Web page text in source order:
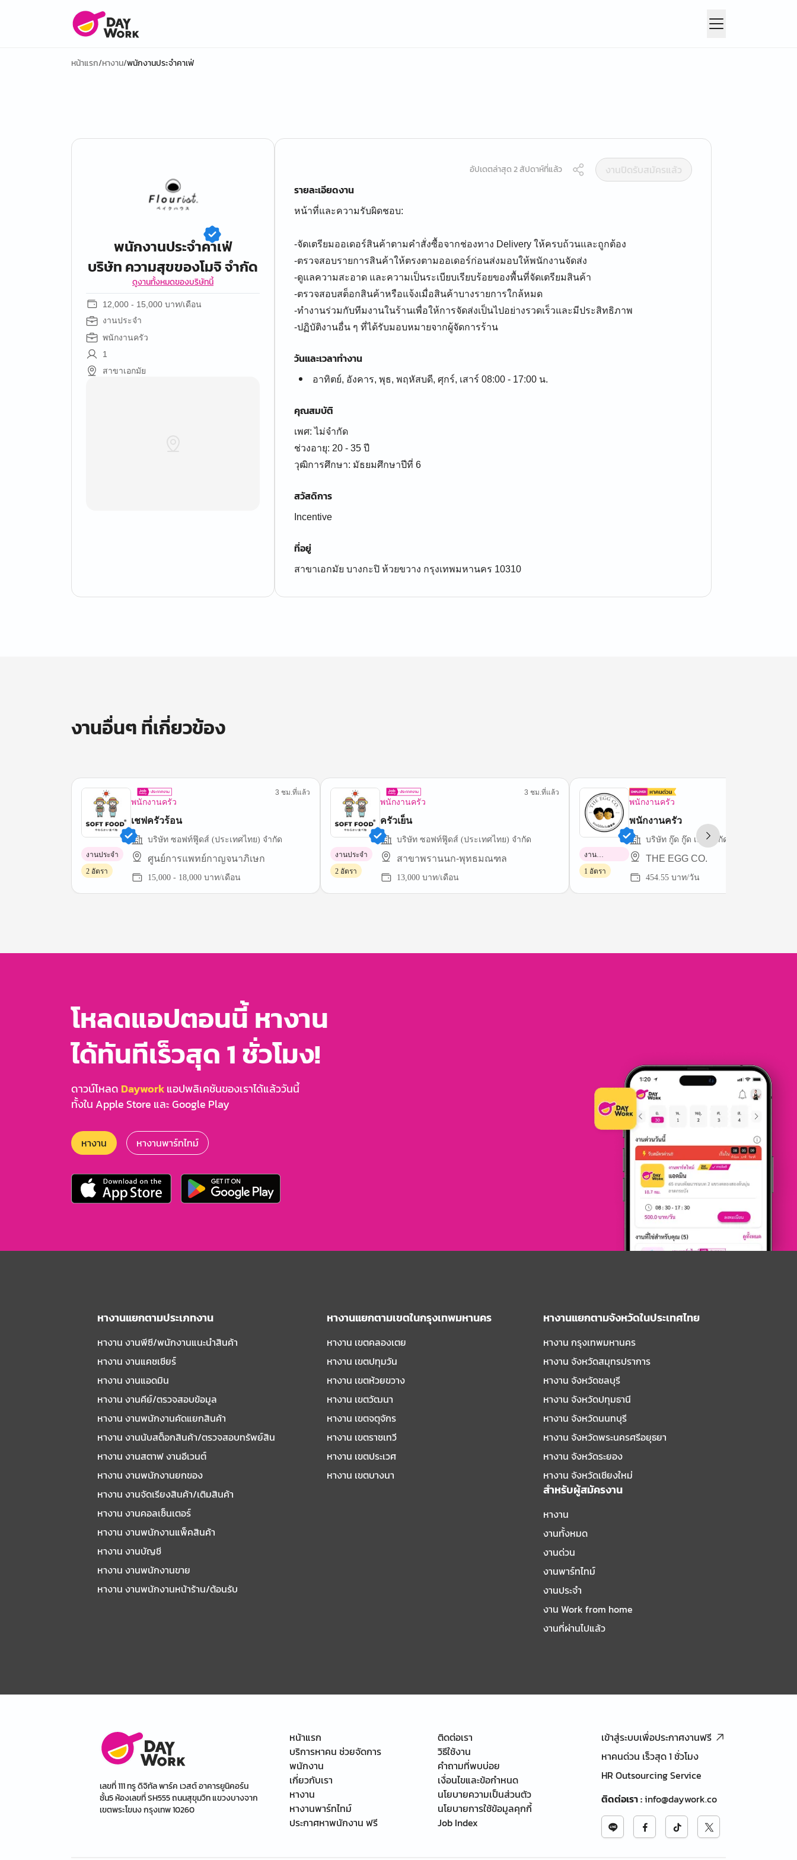
หน้าแรก/หางาน/พนักงานประจำคาเฟ่
พนักงานประจำคาเฟ่
บริษัท ความสุขของโมจิ จํากัด
ดูงานทั้งหมดของบริษัทนี้
12,000 - 15,000 บาท/เดือน
งานประจำ
พนักงานครัว
1
สาขาเอกมัย
อัปเดตล่าสุด 2 สัปดาห์ที่แล้ว
งานปิดรับสมัครแล้ว
รายละเอียดงาน
หน้าที่และความรับผิดชอบ:
-จัดเตรียมออเดอร์สินค้าตามคำสั่งซื้อจากช่องทาง Delivery ให้ครบถ้วนและถูกต้อง
-ตรวจสอบรายการสินค้าให้ตรงตามออเดอร์ก่อนส่งมอบให้พนักงานจัดส่ง
-ดูแลความสะอาด และความเป็นระเบียบเรียบร้อยของพื้นที่จัดเตรียมสินค้า
-ตรวจสอบสต็อกสินค้าหรือแจ้งเมื่อสินค้าบางรายการใกล้หมด
-ทำงานร่วมกับทีมงานในร้านเพื่อให้การจัดส่งเป็นไปอย่างรวดเร็วและมีประสิทธิภาพ
-ปฏิบัติงานอื่น ๆ ที่ได้รับมอบหมายจากผู้จัดการร้าน
วันและเวลาทำงาน
อาทิตย์, อังคาร, พุธ, พฤหัสบดี, ศุกร์, เสาร์ 08:00 - 17:00 น.
คุณสมบัติ
เพศ: ไม่จำกัด
ช่วงอายุ: 20 - 35 ปี
สวัสดิการ
Incentive
ที่อยู่
สาขาเอกมัย บางกะปิ ห้วยขวาง กรุงเทพมหานคร 10310
งานอื่นๆ ที่เกี่ยวข้อง
พนักงานครัว
3 ชม.ที่แล้ว
เชฟครัวร้อน
บริษัท ซอฟท์ฟู๊ดส์ (ประเทศไทย) จำกัด
ศูนย์การแพทย์กาญจนาภิเษก
15,000 - 18,000 บาท/เดือน
งานประจำ
2 อัตรา
พนักงานครัว
3 ชม.ที่แล้ว
ครัวเย็น
บริษัท ซอฟท์ฟู๊ดส์ (ประเทศไทย) จำกัด
สาขาพรานนก-พุทธมณฑล
13,000 บาท/เดือน
งานประจำ
2 อัตรา
พนักงานครัว
พนักงานครัว
บริษัท กู๊ด กู๊ด เอ้ก จํากัด
THE EGG CO.
454.55 บาท/วัน
งาน
พาร์ทไทม์
1 อัตรา
โหลดแอปตอนนี้ หางาน
ได้ทันทีเร็วสุด 1 ชั่วโมง!
ดาวน์โหลด Dayworkแอปพลิเคชันของเราได้แล้ววันนี้
ทั้งใน Apple Store และ Google Play
หางาน หางานพาร์ทไทม์
หางานแยกตามประเภทงาน
หางาน งานพีซี/พนักงานแนะนําสินค้า
หางาน งานแคชเชียร์
หางาน งานแอดมิน
หางาน งานคีย์/ตรวจสอบข้อมูล
หางาน งานพนักงานคัดแยกสินค้า
หางาน งานนับสต็อกสินค้า/ตรวจสอบทรัพย์สิน
หางาน งานสตาฟ งานอีเวนต์
หางาน งานพนักงานยกของ
หางาน งานจัดเรียงสินค้า/เติมสินค้า
หางาน งานคอลเซ็นเตอร์
หางาน งานพนักงานแพ็คสินค้า
หางาน งานบัญชี
หางาน งานพนักงานขาย
หางาน งานพนักงานหน้าร้าน/ต้อนรับ
หางานแยกตามเขตในกรุงเทพมหานคร
หางาน เขตคลองเตย
หางาน เขตปทุมวัน
หางาน เขตห้วยขวาง
หางาน เขตวัฒนา
หางาน เขตจตุจักร
หางาน เขตราชเทวี
หางาน เขตประเวศ
หางาน เขตบางนา
หางานแยกตามจังหวัดในประเทศไทย
หางาน กรุงเทพมหานคร
หางาน จังหวัดสมุทรปราการ
หางาน จังหวัดชลบุรี
หางาน จังหวัดปทุมธานี
หางาน จังหวัดนนทบุรี
หางาน จังหวัดพระนครศรีอยุธยา
หางาน จังหวัดระยอง
หางาน จังหวัดเชียงใหม่
สำหรับผู้สมัครงาน
หางาน
งานทั้งหมด
งานด่วน
งานพาร์ทไทม์
งานประจำ
งาน Work from home
งานที่ผ่านไปแล้ว
เลขที่ 111 ทรู ดิจิทัล พาร์ค เวสต์ อาคารยูนิคอร์น
ชั้น5 ห้องเลขที่ SH555 ถนนสุขุมวิท แขวงบางจาก
เขตพระโขนง กรุงเทพ 10260
หน้าแรก
บริการหาคน ช่วยจัดการ
พนักงาน
เกี่ยวกับเรา
หางาน
หางานพาร์ทไทม์
ประกาศหาพนักงาน ฟรี
ติดต่อเรา
วิธีใช้งาน
คำถามที่พบบ่อย
เงื่อนไขและข้อกำหนด
นโยบายความเป็นส่วนตัว
นโยบายการใช้ข้อมูลคุกกี้
Job Index
เข้าสู่ระบบเพื่อประกาศงานฟรี
หาคนด่วน เร็วสุด 1 ชั่วโมง
HR Outsourcing Service
ติดต่อเรา:info@daywork.co